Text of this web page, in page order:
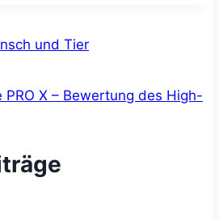
und Tier
PRO X – Bewertung des High-